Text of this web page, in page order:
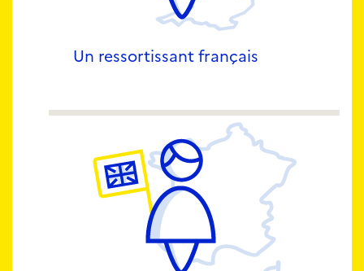
Un ressortissant français